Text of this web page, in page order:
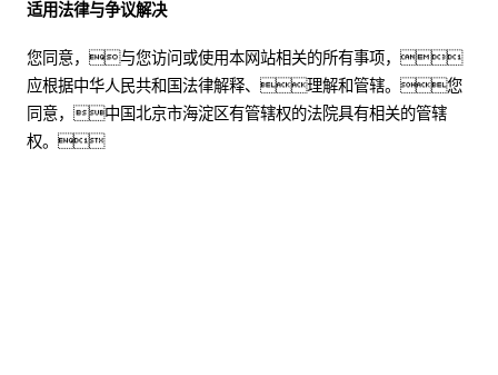
适用法律与争议解决
您同意，与您访问或使用本网站相关的所有事项，
应根据中华人民共和国法律解释、理解和管辖。您
同意，中国北京市海淀区有管辖权的法院具有相关的管辖
权。